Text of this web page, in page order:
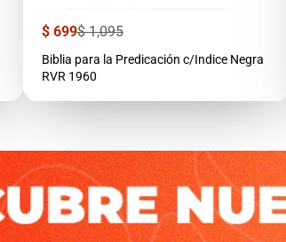
Precio
venta
$ 699Precio
$ 1,095
Biblia para la Predicación c/Indice Negra
RVR 1960